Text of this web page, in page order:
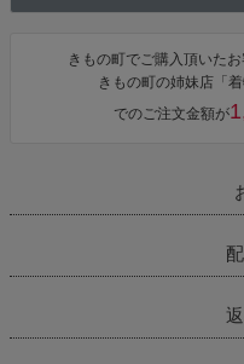
きもの町でご購入頂いた
きもの町の姉妹店「
でのご注文金額が